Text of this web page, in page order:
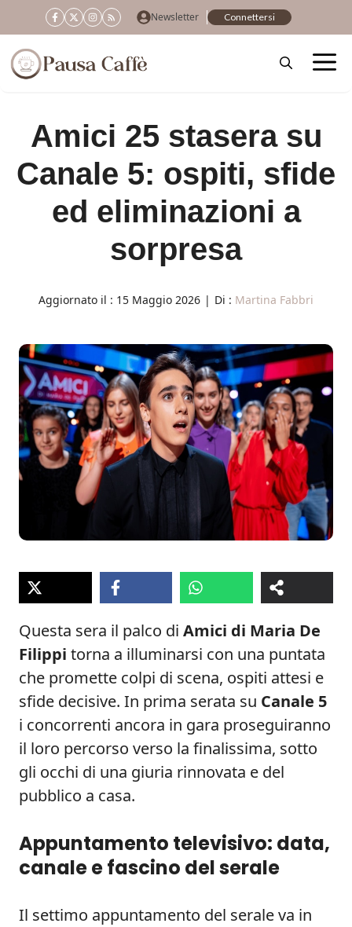
al
contenuto
Newsletter Connettersi
Amici 25 stasera su
Canale 5: ospiti, sfide
ed eliminazioni a
sorpresa
Aggiornato il : 15 Maggio 2026 | Di : Martina Fabbri
Questa sera il palco di Amici di Maria De
Filippi torna a illuminarsi con una puntata
che promette colpi di scena, ospiti attesi e
sfide decisive. In prima serata su Canale 5
i concorrenti ancora in gara proseguiranno
il loro percorso verso la finalissima, sotto
gli occhi di una giuria rinnovata e del
pubblico a casa.
Appuntamento televisivo: data,
canale e fascino del serale
Il settimo appuntamento del serale va in